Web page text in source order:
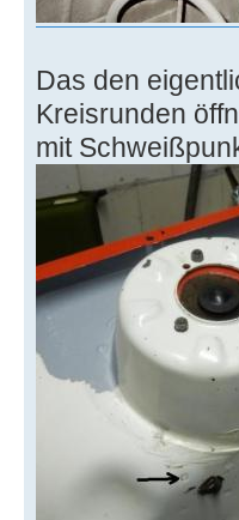
Das den
Kreisrunden
mit